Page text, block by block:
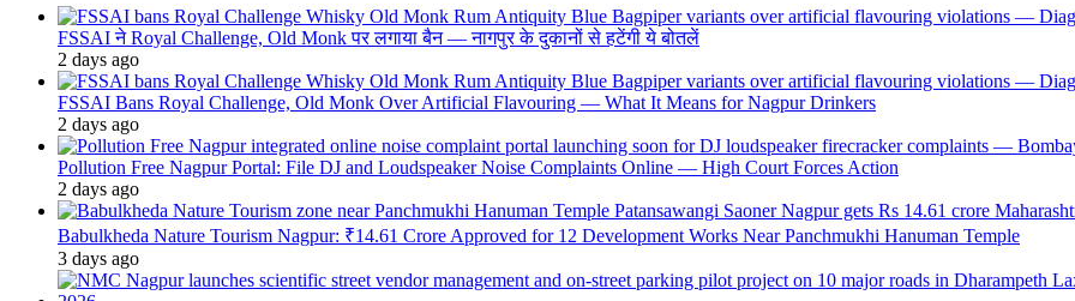
FSSAI ने Royal Challenge, Old Monk पर लगाया बैन — नागपुर के दुकानों से हटेंगी ये बोतलें
2 days ago
FSSAI Bans Royal Challenge, Old Monk Over Artificial Flavouring — What It Means for Nagpur Drinkers
2 days ago
Pollution Free Nagpur Portal: File DJ and Loudspeaker Noise Complaints Online — High Court Forces Action
2 days ago
Babulkheda Nature Tourism Nagpur: ₹14.61 Crore Approved for 12 Development Works Near Panchmukhi Hanuman Temple
3 days ago